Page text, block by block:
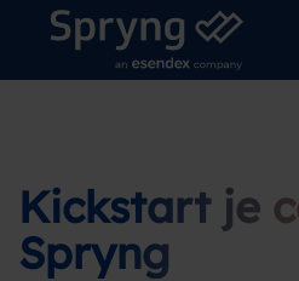
Kickstart je
Spryng